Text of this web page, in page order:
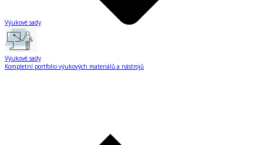
Výukové sady
Výukové sady
Kompletní portfolio výukových materiálů a nástrojů